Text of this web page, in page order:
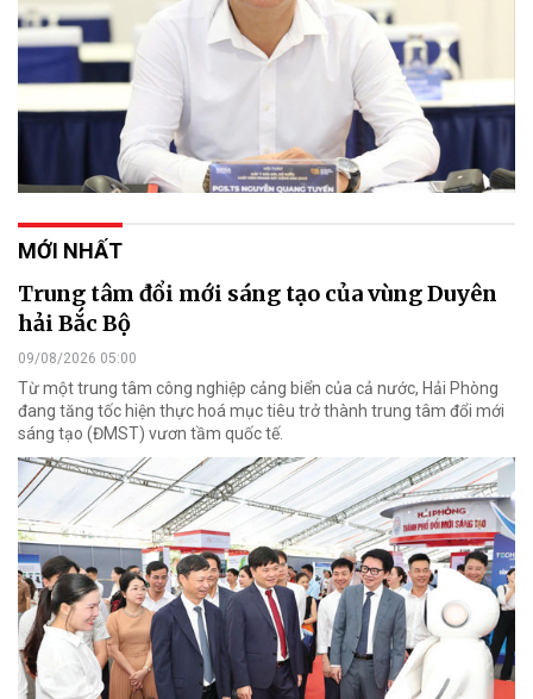
MỚI NHẤT
Trung tâm đổi mới sáng tạo của vùng Duyên
hải Bắc Bộ
09/08/2026 05:00
Từ một trung tâm công nghiệp cảng biển của cả nước, Hải Phòng
đang tăng tốc hiện thực hoá mục tiêu trở thành trung tâm đổi mới
sáng tạo (ĐMST) vươn tầm quốc tế.